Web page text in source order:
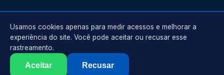
CONTATO
Atendimento em
contato@guinchossuzano.com.br
2026 Suzano . Todos os direitos reservados.
Usamos cookies apenas para medir acessos e melhorar a
experiência do site. Você pode aceitar ou recusar esse
rastreamento.
Aceitar Recusar